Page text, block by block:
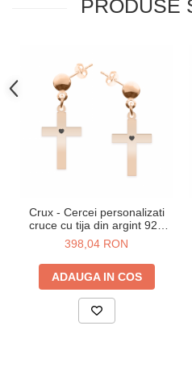
PRODUSE
Crux - Cercei personalizati
cruce cu tija din argint 925
placat cu aur roz
398,04 RON
ADAUGA IN COS